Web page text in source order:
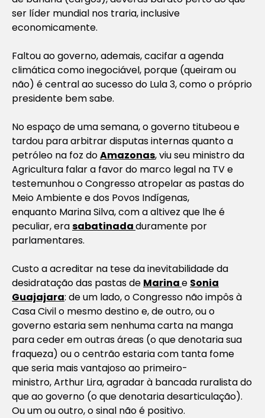
ser líder mundial nos traria, inclusive
economicamente.
Faltou ao governo, ademais, cacifar a agenda
climática como inegociável, porque (queiram ou
não) é central ao sucesso do Lula 3, como o próprio
presidente bem sabe.
No espaço de uma semana, o governo titubeou e
tardou para arbitrar disputas internas quanto a
petróleo na foz doAmazonas, viu seu ministro da
Agricultura falar a favor do marco legal na TV e
testemunhou o Congresso atropelar as pastas do
Meio Ambiente e dos Povos Indígenas,
enquanto Marina Silva, com a altivez que lhe é
peculiar, erasabatinadaduramente por
parlamentares.
Custo a acreditar na tese da inevitabilidade da
desidratação das pastas de Marinae Sonia
Guajajara: de um lado, o Congresso não impôs à
Casa Civil o mesmo destino e, de outro, ou o
governo estaria sem nenhuma carta na manga
para ceder em outras áreas (o que denotaria sua
fraqueza) ou o centrão estaria com tanta fome
que seria mais vantajoso ao primeiro-
ministro, Arthur Lira, agradar à bancada ruralista do
que ao governo (o que denotaria desarticulação).
Ou um ou outro, o sinal não é positivo.